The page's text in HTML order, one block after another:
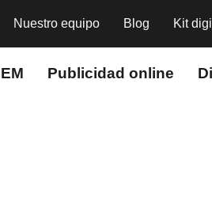
Nuestro equipo Blog Kit
Publicidad online